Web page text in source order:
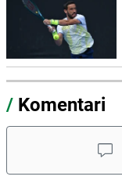
/ Komentari